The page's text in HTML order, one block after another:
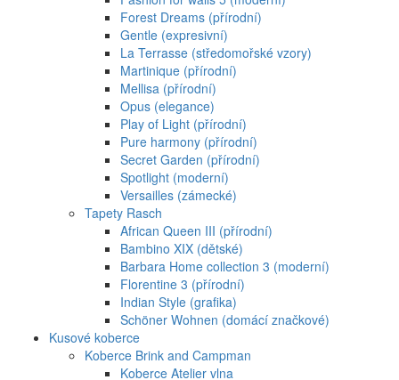
Forest Dreams (přírodní)
Gentle (expresivní)
La Terrasse (středomořské vzory)
Martinique (přírodní)
Mellisa (přírodní)
Opus (elegance)
Play of Light (přírodní)
Pure harmony (přírodní)
Secret Garden (přírodní)
Spotlight (moderní)
Versailles (zámecké)
Tapety Rasch
African Queen III (přírodní)
Bambino XIX (dětské)
Barbara Home collection 3 (moderní)
Florentine 3 (přírodní)
Indian Style (grafika)
Schöner Wohnen (domácí značkové)
Kusové koberce
Koberce Brink and Campman
Koberce Atelier vlna